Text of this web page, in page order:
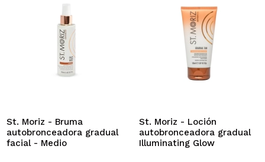
St. Moriz - Bruma
autobronceadora gradual
facial - Medio
St. Moriz - Loción
autobronceadora gradual
Illuminating Glow